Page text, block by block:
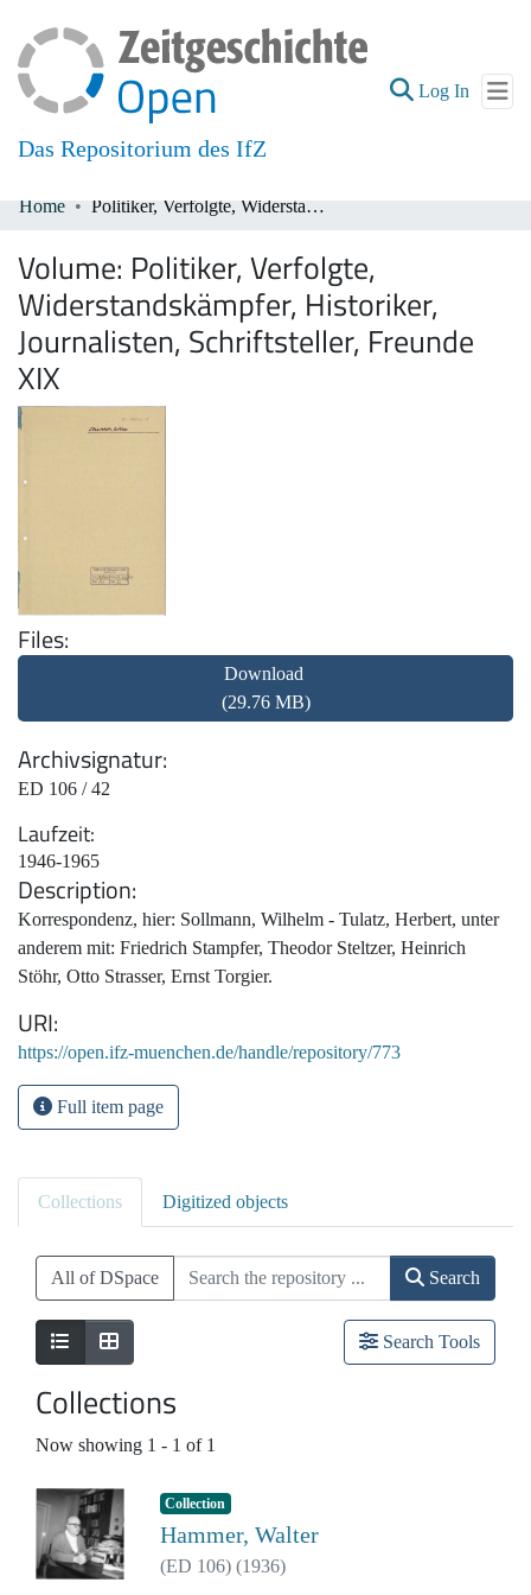
Das Repositorium des IfZ
Log In (current)
All of DSpace
Home Politiker, Verfolgte, Widerstandskämpfer, Historiker, Journalisten, Schriftsteller, Freunde XIX
Volume: Politiker, Verfolgte,
Widerstandskämpfer, Historiker,
Journalisten, Schriftsteller, Freunde
XIX
Files
Download
(29.76 MB)
Archivsignatur
ED 106 / 42
Laufzeit
1946-1965
Description
Korrespondenz, hier: Sollmann, Wilhelm - Tulatz, Herbert, unter
anderem mit: Friedrich Stampfer, Theodor Steltzer, Heinrich
Stöhr, Otto Strasser, Ernst Torgier.
URI
https://open.ifz-muenchen.de/handle/repository/773
Full item page
Collections Digitized objects
All of DSpace Search
Search Tools
Collections
Now showing 1 - 1 of 1
Collection
Hammer, Walter
(ED 106) (1936)